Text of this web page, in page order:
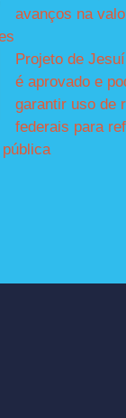
avanços na
Projeto de
é aprovado e
garantir uso de
federais para